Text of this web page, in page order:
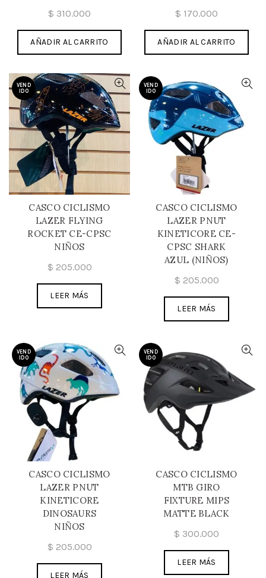
$ 310.000
AÑADIR AL CARRITO
$ 170.000
AÑADIR AL CARRITO
VEND
IDO
CASCO CICLISMO
LAZER FLYING
ROCKET CE-CPSC
NIÑOS
$ 205.000
LEER MÁS
VEND
IDO
CASCO CICLISMO
LAZER PNUT
KINETICORE CE-
CPSC SHARK
AZUL (NIÑOS)
$ 205.000
LEER MÁS
VEND
IDO
CASCO CICLISMO
LAZER PNUT
KINETICORE
DINOSAURS
NIÑOS
$ 205.000
LEER MÁS
VEND
IDO
CASCO CICLISMO
MTB GIRO
FIXTURE MIPS
MATTE BLACK
$ 300.000
LEER MÁS